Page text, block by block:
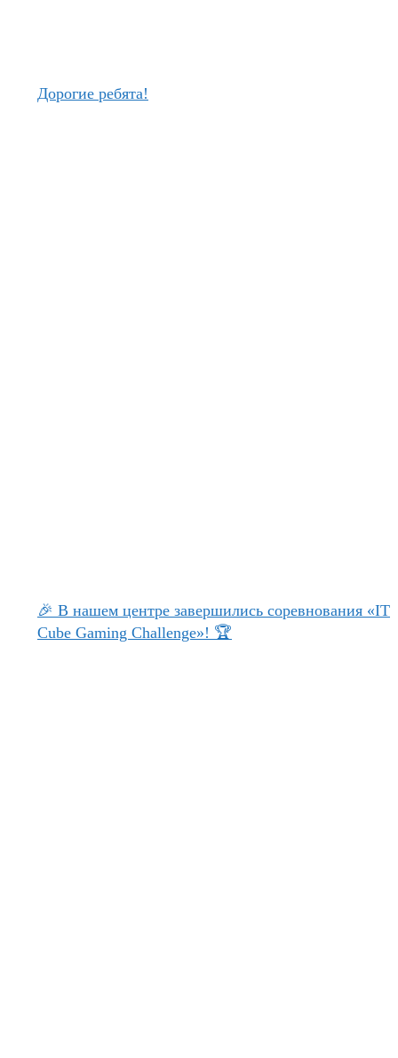
Дорогие ребята!
🎉 В нашем центре завершились соревнования «IT
Cube Gaming Challenge»! 🏆